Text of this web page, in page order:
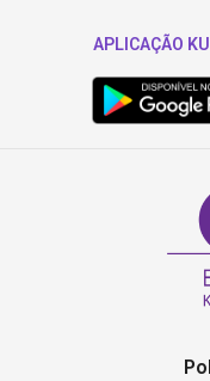
APLICAÇÃO